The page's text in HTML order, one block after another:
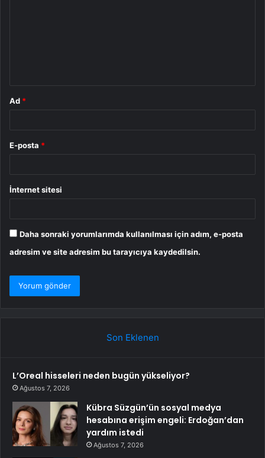
Ad *
E-posta *
İnternet sitesi
Daha sonraki yorumlarımda kullanılması için adım, e-posta
adresim ve site adresim bu tarayıcıya kaydedilsin.
Son Eklenen
L’Oreal hisseleri neden bugün yükseliyor?
Ağustos 7, 2026
Kübra Süzgün’ün sosyal medya
hesabına erişim engeli: Erdoğan’dan
yardım istedi
Ağustos 7, 2026